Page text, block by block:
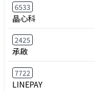
6533
晶心科
2425
承啟
7722
LINEPAY